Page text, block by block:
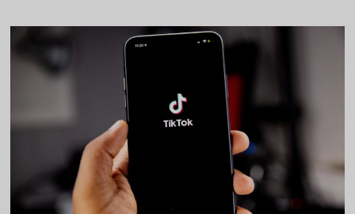
NEJRŮZNĚJŠÍCH
REKORDŮ